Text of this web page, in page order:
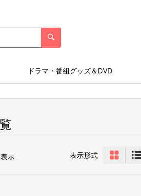
ドラマ・番組グッズ＆DVD
示 表示形式